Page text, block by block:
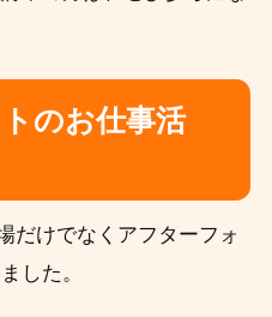
のお仕事活
だけでなくアフターフォ
した。